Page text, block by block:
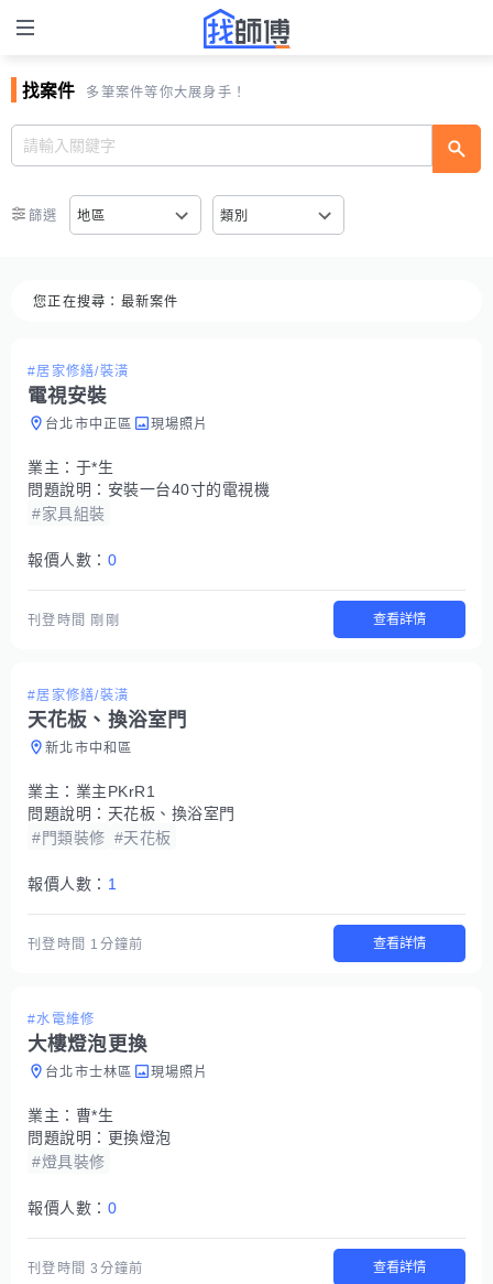
找案件 多筆案件等你大展身手！
篩選 地區 類別
您正在搜尋： 最新案件
#居家修繕/裝潢
電視安裝
台北市中正區 現場照片
業主： 于*生
問題說明： 安裝一台40寸的電視機
#家具組裝
報價人數： 0
刊登時間 剛剛 查看詳情
#居家修繕/裝潢
天花板、換浴室門
新北市中和區
業主： 業主PKrR1
問題說明： 天花板、換浴室門
#門類裝修 #天花板
報價人數： 1
刊登時間 1分鐘前 查看詳情
#水電維修
大樓燈泡更換
台北市士林區 現場照片
業主： 曹*生
問題說明： 更換燈泡
#燈具裝修
報價人數： 0
刊登時間3分鐘前 查看詳情